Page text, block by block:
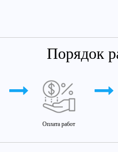
Порядок
Оплата работ